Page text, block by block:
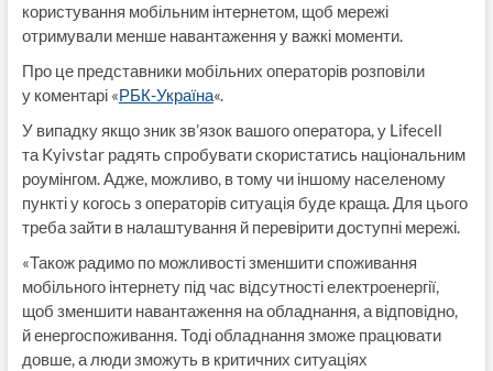
користування мобільним інтернетом, щоб мережі
отримували менше навантаження у важкі моменти.
Про це представники мобільних операторів розповіли
у коментарі «РБК-Україна«.
У випадку якщо зник зв’язок вашого оператора, у Lifecell
та Kyivstar радять спробувати скористатись національним
роумінгом. Адже, можливо, в тому чи іншому населеному
пункті у когось з операторів ситуація буде краща. Для цього
треба зайти в налаштування й перевірити доступні мережі.
«Також радимо по можливості зменшити споживання
мобільного інтернету під час відсутності електроенергії,
щоб зменшити навантаження на обладнання, а відповідно,
й енергоспоживання. Тоді обладнання зможе працювати
довше, а люди зможуть в критичних ситуаціях